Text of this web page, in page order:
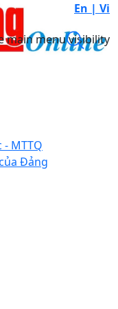
En | Vi
main menu visibility
MTTQ
Đảng